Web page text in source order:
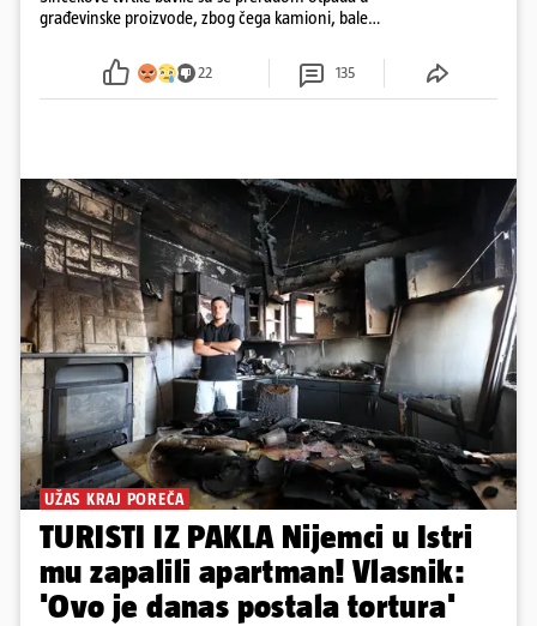
građevinske proizvode, zbog čega kamioni, bale
22 135
UŽAS KRAJ POREČA
TURISTI IZ PAKLA Nijemci u Istri
mu zapalili apartman! Vlasnik:
'Ovo je danas postala tortura'